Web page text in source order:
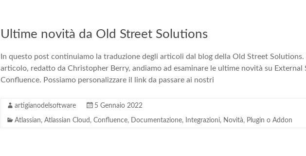
Ultime novità da Old Street Solutions
In questo post continuiamo la traduzione degli articoli dal blog della Old Street Solutions.
articolo, redatto da Christopher Berry, andiamo ad esaminare le ultime novità su External
Confluence. Possiamo personalizzare il link da passare ai nostri
artigianodelsoftware 5 Gennaio 2022
Atlassian, Atlassian Cloud , Confluence, Documentazione, Integrazioni, Novità, Plugin o Addon